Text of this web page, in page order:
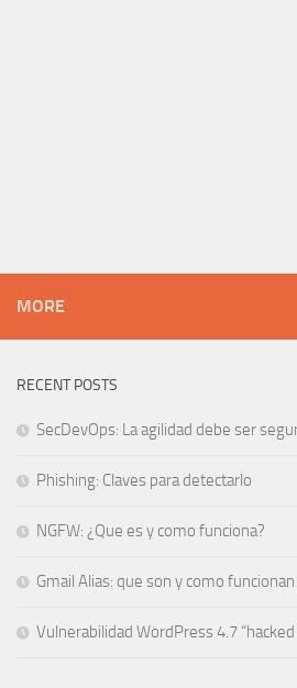
MORE
RECENT POSTS
SecDevOps: La agilidad debe ser
Phishing: Claves para detectarlo
NGFW: ¿Que es y como funciona?
Gmail Alias: que son y como funcionan
Vulnerabilidad WordPress 4.7